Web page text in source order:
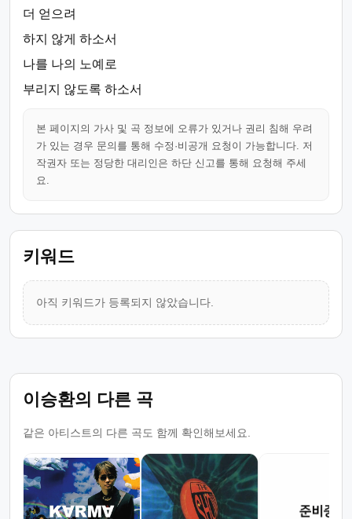
더 얻으려
하지 않게 하소서
나를 나의 노예로
부리지 않도록 하소서
본 페이지의 가사 및 곡 정보에 오류가 있거나 권리 침해 우려
가 있는 경우 문의를 통해 수정·비공개 요청이 가능합니다. 저
작권자 또는 정당한 대리인은 하단 신고를 통해 요청해 주세
요.
키워드
아직 키워드가 등록되지 않았습니다.
이승환의 다른 곡
같은 아티스트의 다른 곡도 함께 확인해보세요.